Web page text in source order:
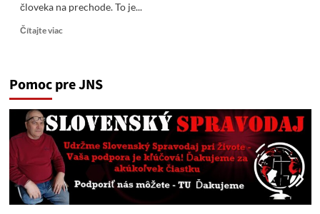
človeka na prechode. To je...
Čítajte viacRead
a
štátu
opäť
uliciach
Pomoc pre JNS